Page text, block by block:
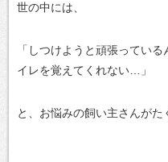
世の中には、
「しつけようと頑張っている
イレを覚えてくれない…」
と、お悩みの飼い主さんがた